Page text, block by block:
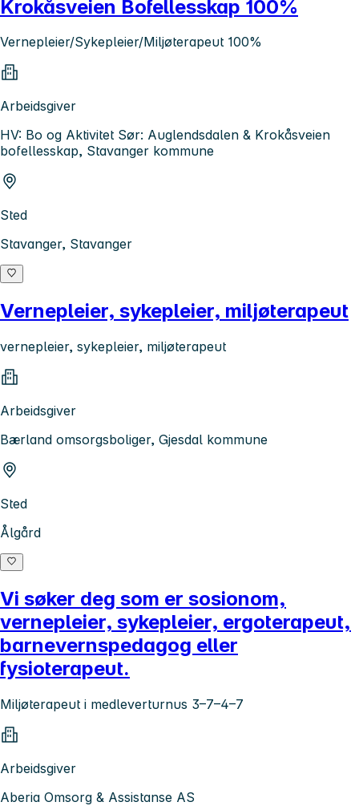
Krokåsveien Bofellesskap 100%
Vernepleier/Sykepleier/Miljøterapeut 100%
Arbeidsgiver
HV: Bo og Aktivitet Sør: Auglendsdalen & Krokåsveien
bofellesskap, Stavanger kommune
Sted
Stavanger, Stavanger
Vernepleier, sykepleier, miljøterapeut
vernepleier, sykepleier, miljøterapeut
Arbeidsgiver
Bærland omsorgsboliger, Gjesdal kommune
Sted
Ålgård
Vi søker deg som er sosionom,
vernepleier, sykepleier, ergoterapeut,
barnevernspedagog eller
fysioterapeut.
Miljøterapeut i medleverturnus 3–7–4–7
Arbeidsgiver
Aberia Omsorg & Assistanse AS